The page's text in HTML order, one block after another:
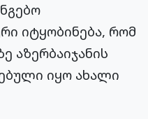
იტყობინება, რომ
აზერბაიჯანის
იყო ახალი